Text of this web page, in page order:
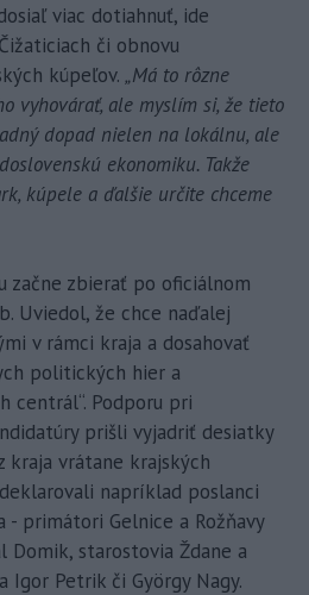
viac dotiahnuť, ide
či obnovu
kúpeľov. „Má to rôzne
vyhovárať, ale myslím si, že tieto
dopad nielen na lokálnu, ale
ekonomiku. Takže
kúpele a ďalšie určite chceme
začne zbierať po oficiálnom
Uviedol, že chce naďalej
v rámci kraja a dosahovať
politických hier a
centrál“. Podporu pri
prišli vyjadriť desiatky
kraja vrátane krajských
napríklad poslanci
primátori Gelnice a Rožňavy
Domik, starostovia Ždane a
Igor Petrik či György Nagy.